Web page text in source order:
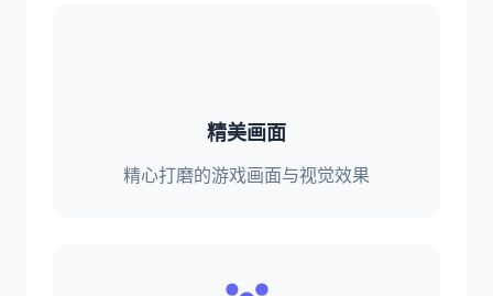
精美画面
精心打磨的游戏画面与视觉效果